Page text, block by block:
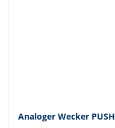
Analoger Wecker PUSH